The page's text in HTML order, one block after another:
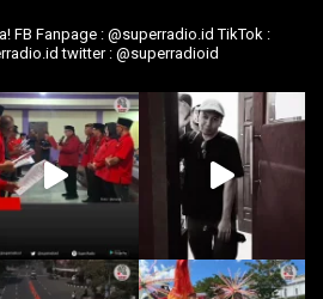
FB Fanpage : @superradio.id TikTok :
twitter : @superradioid